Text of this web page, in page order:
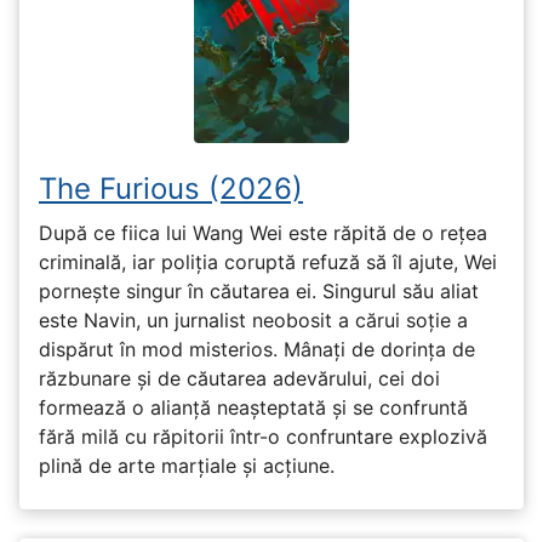
The Furious (2026)
După ce fiica lui Wang Wei este răpită de o rețea
criminală, iar poliția coruptă refuză să îl ajute, Wei
pornește singur în căutarea ei. Singurul său aliat
este Navin, un jurnalist neobosit a cărui soție a
dispărut în mod misterios. Mânați de dorința de
răzbunare și de căutarea adevărului, cei doi
formează o alianță neașteptată și se confruntă
fără milă cu răpitorii într-o confruntare explozivă
plină de arte marțiale și acțiune.